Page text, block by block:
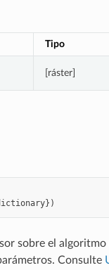
Tipo
[ráster]
})
sobre el algoritmo
Consulte